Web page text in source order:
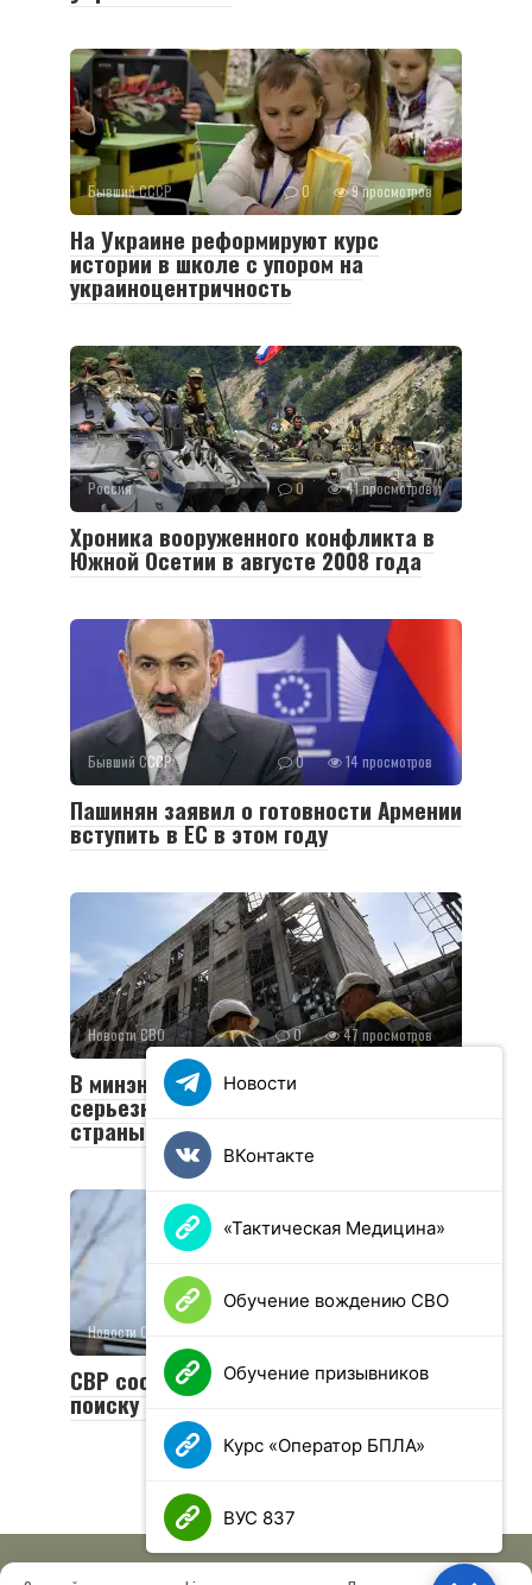
Бывший СССР 0 9 просмотров
На Украине реформируют курс
истории в школе с упором на
украиноцентричность
Россия 0 41 просмотров
Хроника вооруженного конфликта в
Южной Осетии в августе 2008 года
Бывший СССР 0 14 просмотров
Пашинян заявил о готовности Армении
вступить в ЕС в этом году
Новости СВО 0 47 просмотров
В минэнерго Украины заявили о
серьезном ущербе энергосистеме
страны в 2024 году
Новости СВО
СВР сообщила об усилиях США по
поиску замены Зеленскому
Новости
ВКонтакте
«Тактическая Медицина»
Обучение вождению СВО
Обучение призывников
Курс «Оператор БПЛА»
ВУС 837